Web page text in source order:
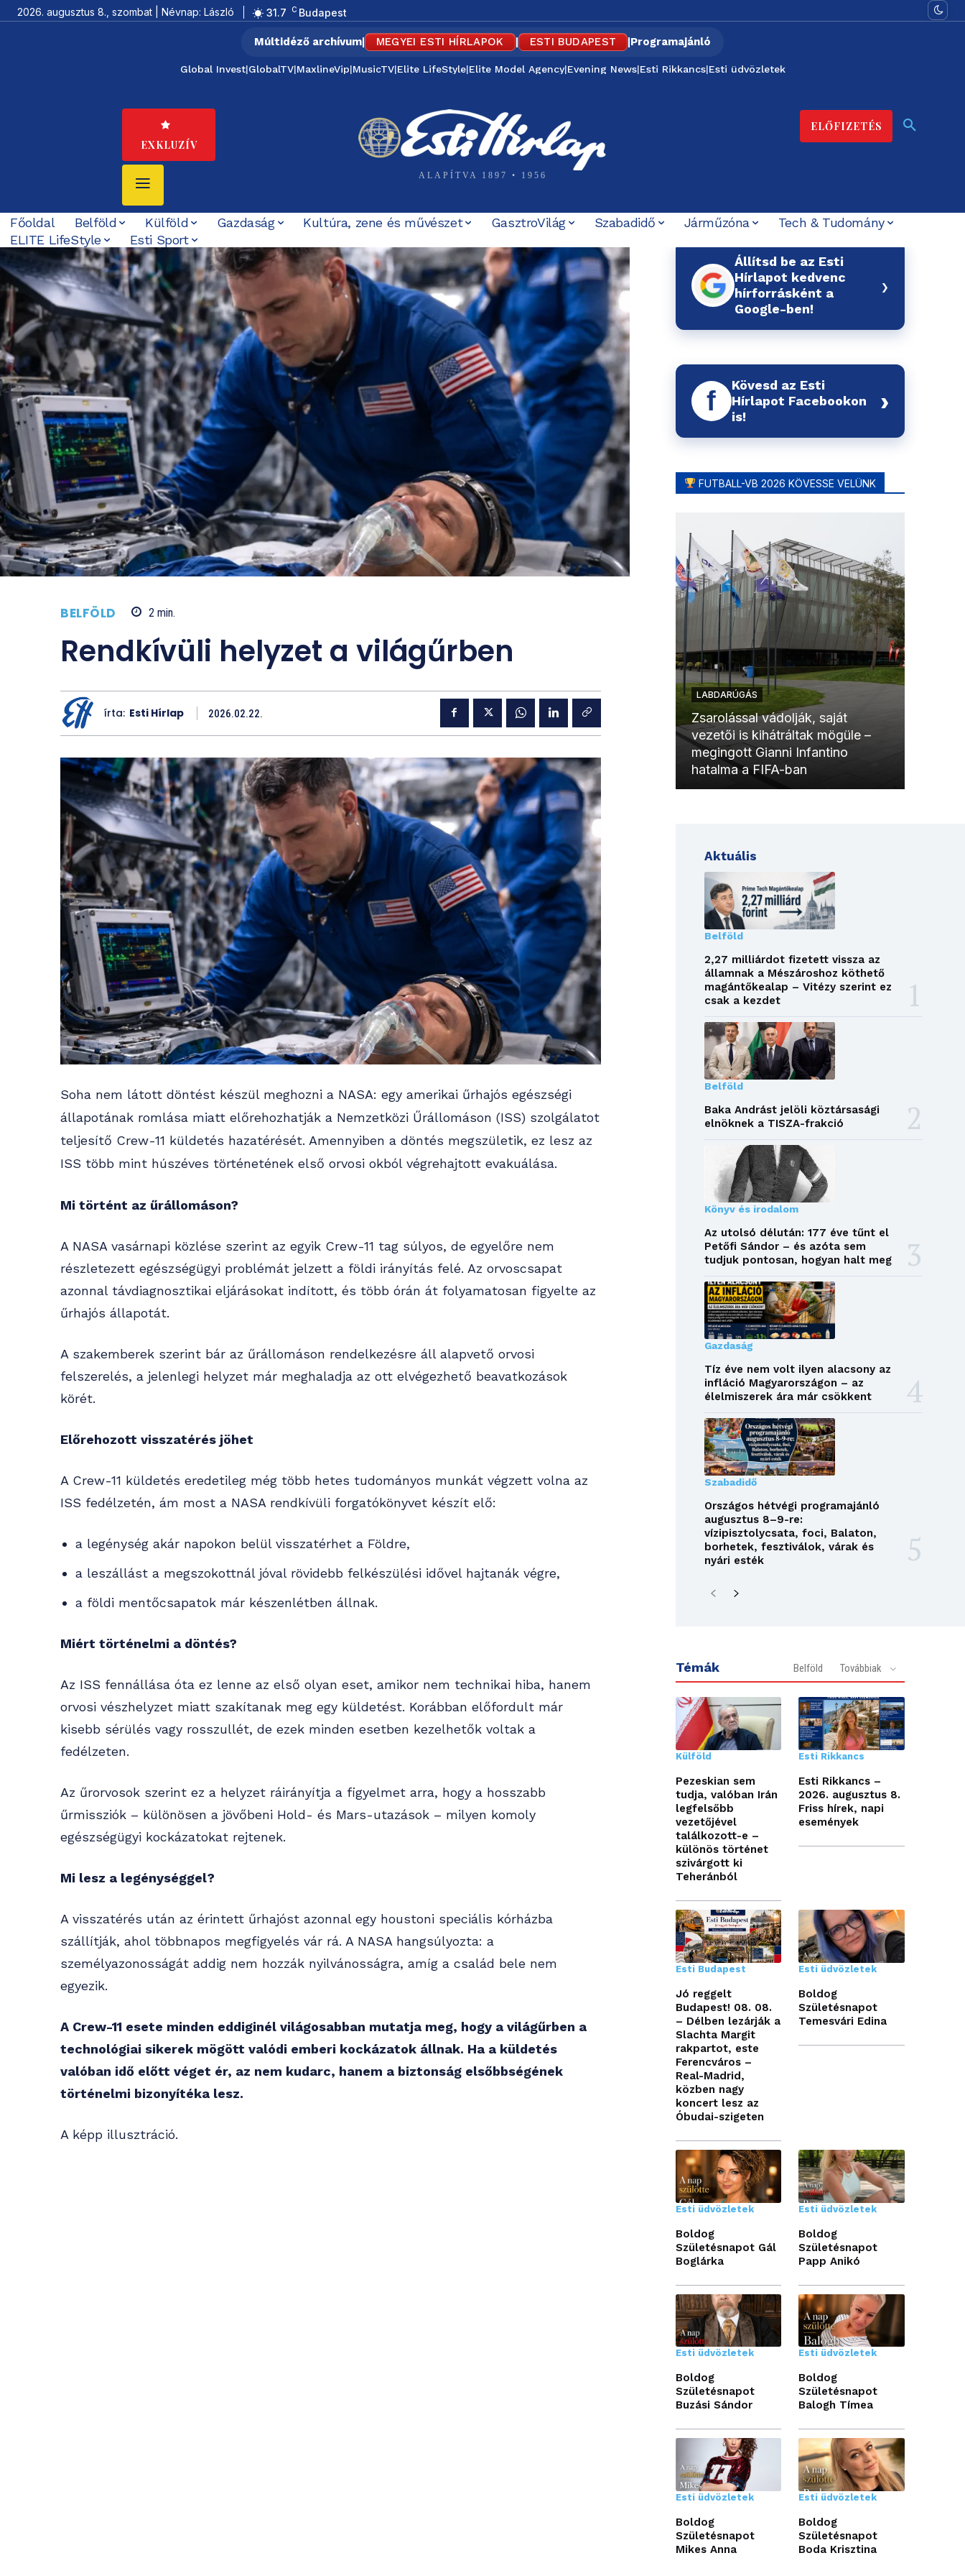
2026. augusztus 8., szombat | Névnap: László 31.7 C Budapest
Múltidéző archívum| MEGYEI ESTI HÍRLAPOK | ESTI BUDAPEST |Programajánló
Global Invest|GlobalTV|MaxlineVip|MusicTV|Elite LifeStyle|Elite Model Agency|Evening News|Esti Rikkancs|Esti üdvözletek
EXKLUZÍV
ALAPÍTVA 1897 • 1956
ELŐFIZETÉS
Főoldal Belföld Külföld Gazdaság Kultúra, zene és művészet GasztroVilág Szabadidő Járműzóna
Tech & Tudomány
ELITE LifeStyle
Esti Sport
BELFÖLD 2 min.
Rendkívüli helyzet a világűrben
írta: Esti Hírlap 2026.02.22.
Soha nem látott döntést készül meghozni a NASA: egy amerikai űrhajós egészségi
állapotának romlása miatt előrehozhatják a Nemzetközi Űrállomáson (ISS) szolgálatot
teljesítő Crew-11 küldetés hazatérését. Amennyiben a döntés megszületik, ez lesz az
ISS több mint húszéves történetének első orvosi okból végrehajtott evakuálása.
Mi történt az űrállomáson?
A NASA vasárnapi közlése szerint az egyik Crew-11 tag súlyos, de egyelőre nem
részletezett egészségügyi problémát jelzett a földi irányítás felé. Az orvoscsapat
azonnal távdiagnosztikai eljárásokat indított, és több órán át folyamatosan figyelte az
űrhajós állapotát.
A szakemberek szerint bár az űrállomáson rendelkezésre áll alapvető orvosi
felszerelés, a jelenlegi helyzet már meghaladja az ott elvégezhető beavatkozások
körét.
Előrehozott visszatérés jöhet
A Crew-11 küldetés eredetileg még több hetes tudományos munkát végzett volna az
ISS fedélzetén, ám most a NASA rendkívüli forgatókönyvet készít elő:
a legénység akár napokon belül visszatérhet a Földre,
a leszállást a megszokottnál jóval rövidebb felkészülési idővel hajtanák végre,
a földi mentőcsapatok már készenlétben állnak.
Miért történelmi a döntés?
Az ISS fennállása óta ez lenne az első olyan eset, amikor nem technikai hiba, hanem
orvosi vészhelyzet miatt szakítanak meg egy küldetést. Korábban előfordult már
kisebb sérülés vagy rosszullét, de ezek minden esetben kezelhetők voltak a
fedélzeten.
Az űrorvosok szerint ez a helyzet ráirányítja a figyelmet arra, hogy a hosszabb
űrmissziók – különösen a jövőbeni Hold- és Mars-utazások – milyen komoly
egészségügyi kockázatokat rejtenek.
Mi lesz a legénységgel?
A visszatérés után az érintett űrhajóst azonnal egy houstoni speciális kórházba
szállítják, ahol többnapos megfigyelés vár rá. A NASA hangsúlyozta: a
személyazonosságát addig nem hozzák nyilvánosságra, amíg a család bele nem
egyezik.
A Crew-11 esete minden eddiginél világosabban mutatja meg, hogy a világűrben a
technológiai sikerek mögött valódi emberi kockázatok állnak. Ha a küldetés
valóban idő előtt véget ér, az nem kudarc, hanem a biztonság elsőbbségének
történelmi bizonyítéka lesz.
A képp illusztráció.
Állítsd be az Esti
Hírlapot kedvenc
hírforrásként a
Google-ben!
›
f
Kövesd az Esti
Hírlapot Facebookon
is!
›
FUTBALL-VB 2026 KÖVESSE VELÜNK
LABDARÚGÁS
Zsarolással vádolják, saját
vezetői is kihátráltak mögüle –
megingott Gianni Infantino
hatalma a FIFA-ban
Aktuális
Belföld
2,27 milliárdot fizetett vissza az
államnak a Mészároshoz köthető
magántőkealap – Vitézy szerint ez
csak a kezdet
Belföld
Baka Andrást jelöli köztársasági
elnöknek a TISZA-frakció
Könyv és irodalom
Az utolsó délután: 177 éve tűnt el
Petőfi Sándor – és azóta sem
tudjuk pontosan, hogyan halt meg
Gazdaság
Tíz éve nem volt ilyen alacsony az
infláció Magyarországon – az
élelmiszerek ára már csökkent
Szabadidő
Országos hétvégi programajánló
augusztus 8–9-re:
vízipisztolycsata, foci, Balaton,
borhetek, fesztiválok, várak és
nyári esték
Témák Belföld Továbbiak
Külföld
Pezeskian sem
tudja, valóban Irán
legfelsőbb
vezetőjével
találkozott-e –
különös történet
szivárgott ki
Teheránból
Esti Rikkancs
Esti Rikkancs –
2026. augusztus 8.
Friss hírek, napi
események
Esti Budapest
Jó reggelt
Budapest! 08. 08.
– Délben lezárják a
Slachta Margit
rakpartot, este
Ferencváros –
Real-Madrid,
közben nagy
koncert lesz az
Óbudai-szigeten
Esti üdvözletek
Boldog
Születésnapot
Temesvári Edina
Esti üdvözletek
Boldog
Születésnapot Gál
Boglárka
Esti üdvözletek
Boldog
Születésnapot
Papp Anikó
Esti üdvözletek
Boldog
Születésnapot
Buzási Sándor
Esti üdvözletek
Boldog
Születésnapot
Balogh Tímea
Esti üdvözletek
Boldog
Születésnapot
Mikes Anna
Esti üdvözletek
Boldog
Születésnapot
Boda Krisztina